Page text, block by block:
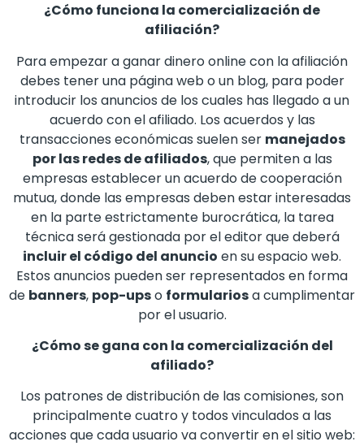
¿Cómo funciona la comercialización de
afiliación?
Para empezar a ganar dinero online con la afiliación
debes tener una página web o un blog, para poder
introducir los anuncios de los cuales has llegado a un
acuerdo con el afiliado. Los acuerdos y las
transacciones económicas suelen ser manejados
por las redes de afiliados, que permiten a las
empresas establecer un acuerdo de cooperación
mutua, donde las empresas deben estar interesadas
en la parte estrictamente burocrática, la tarea
técnica será gestionada por el editor que deberá
incluir el código del anuncio en su espacio web.
Estos anuncios pueden ser representados en forma
de banners, pop-upso formulariosa cumplimentar
por el usuario.
¿Cómo se gana con la comercialización del
afiliado?
Los patrones de distribución de las comisiones, son
principalmente cuatro y todos vinculados a las
acciones que cada usuario va convertir en el sitio web: